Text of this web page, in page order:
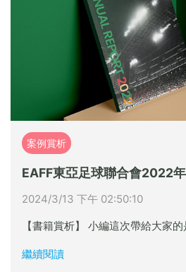
案例賞析
EAFF東亞足球聯合會2022
2024/3/13 下午 02:50:10
【書籍賞析】 小編這次帶給大家
繼續閱讀